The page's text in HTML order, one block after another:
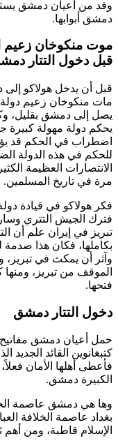
وفد من أعيان دمشق
دمشق أبوابها.
موت منكوخان زعيم
قبل دخول التتار
قبل أن يدخل هولاكو
مات منكوخان زعيم دولة
يصل إلى دمشق بقليل،
يحكم دولة مهولة
اضطراب في الحكم قد
للحكم في هذه الدولة
الانتصارات العظيمة
مرة في تاريخ المسلمين.
فكر هولاكو في قيادة
فترك الجيش التتري
تبريز في إيران علم أن
بكاملها، فكان هذا صدمة
وآثر أن يمكث في تبريز،
الموقف من تبريز، ومنها
فتحها.
دخول التتار دمشق
حمل أعيان دمشق مفاتيح
كتبغانوين القائد الجديد
فأعطى أهلها الأمان
الكبيرة دمشق.
وها هي دمشق عاصمة
بغداد عاصمة الخلافة
الإسلام قاطبة، ومن أهم